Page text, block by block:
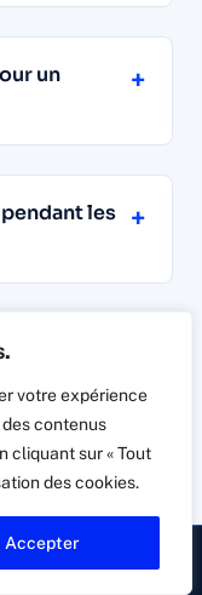
votre expérience
contenus
cliquant sur « Tout
des cookies.
Accepter
un
+
les
+
la réserve
sonne
+